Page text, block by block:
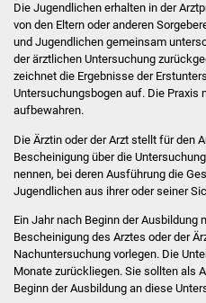
Die Jugendlichen erhalten in der
von den Eltern oder anderen
und Jugendlichen gemeinsam
der ärztlichen Untersuchung
zeichnet die Ergebnisse der
Untersuchungsbogen auf. Die Praxis
aufbewahren.
Die Ärztin oder der Arzt stellt für den
Bescheinigung über die
nennen, bei deren Ausführung die
Jugendlichen aus ihrer oder seiner
Ein Jahr nach Beginn der Ausbildung
Bescheinigung des Arztes oder der
Nachuntersuchung vorlegen. Die
Monate zurückliegen.Sie sollten als
Beginn der Ausbildung an diese